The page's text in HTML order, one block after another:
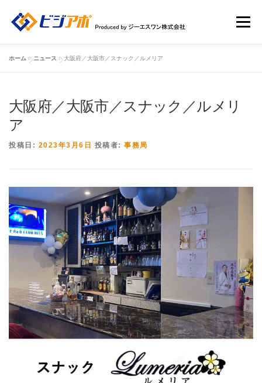
メニュー
HOME
店舗広告一覧 新規ユーザー登録申請 ログイン
ホーム »ニュース »大阪府／大阪市／スナック／ルメリア
大阪府／大阪市／スナック／ルメリ
ア
投稿日: 2023年3月6日 投稿者: 事務局